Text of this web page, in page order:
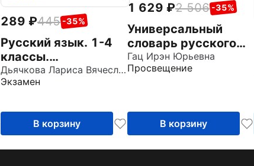
289 445 -35%
Русский язык. 1-4
классы.
Орфографический
словарик. ФГОС
Дьячкова Лариса Вячеславовна
Экзамен
В корзину
1 629 2 506 -35%
Универсальный
словарь русского
языка для
школьников. Более
Гац Ирэн Юрьевна
Просвещение
В корзину